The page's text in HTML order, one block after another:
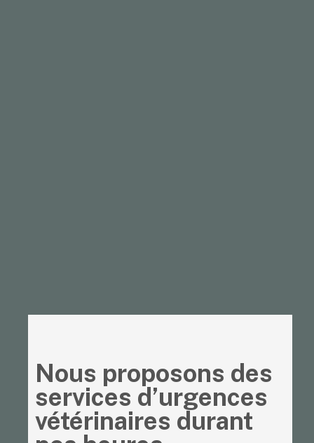
Nous proposons des
services d’urgences
vétérinaires durant